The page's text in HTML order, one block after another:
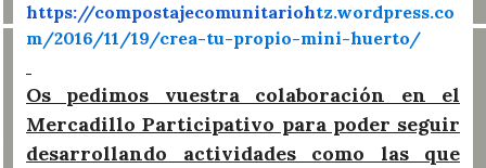
https://compostajecomunitariohtz.wordpress.co
m/2016/11/19/crea-tu-propio-mini-huerto/
Os pedimos vuestra colaboración en el
Mercadillo Participativo para poder seguir
desarrollando actividades como las que